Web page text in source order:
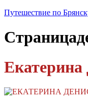
Путешествие по
Страница
Екатерина